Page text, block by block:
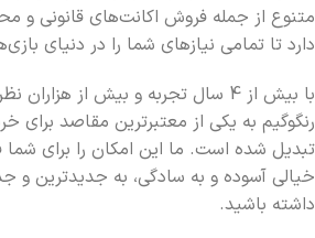
متنوع از جمله فروش اکانت‌های قانونی و
دارد تا تمامی نیازهای شما را در دنیای
با بیش از 4 سال تجربه و بیش از
رنگوگیم به یکی از معتبرترین مقاصد
تبدیل شده است. ما این امکان را برای شما
خیالی آسوده و به سادگی، به جدیدترین و
داشته باشید.